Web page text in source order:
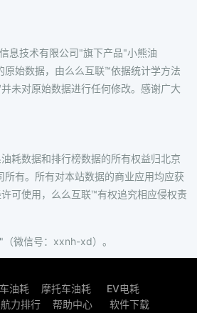
息技术有限公司"旗下产品"小熊油
始数据，由么么互联™依据统计学方法
未对原始数据进行任何修改。感谢广大
耗数据和排行榜数据的所有权益归北京
所有。所有对本站数据的商业应用均应获
可使用，么么互联™有权追究相应侵权责
微信号：xxnh-xd）。
油耗 摩托车油耗
EV电耗
力排行 帮助中心 软件下载